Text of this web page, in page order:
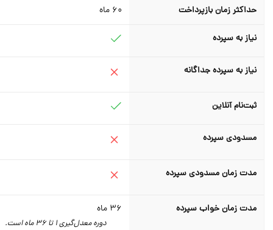
حداکثر زمان بازپرداخت ماه
نیاز به سپرده
نیاز به سپرده جداگانه
ثبت‌نام آنلاین
مسدودی سپرده
مدت زمان مسدودی سپرده
مدت زمان خواب سپرده ماه
دوره معدل‌گیری 1 تا 36 ماه است.